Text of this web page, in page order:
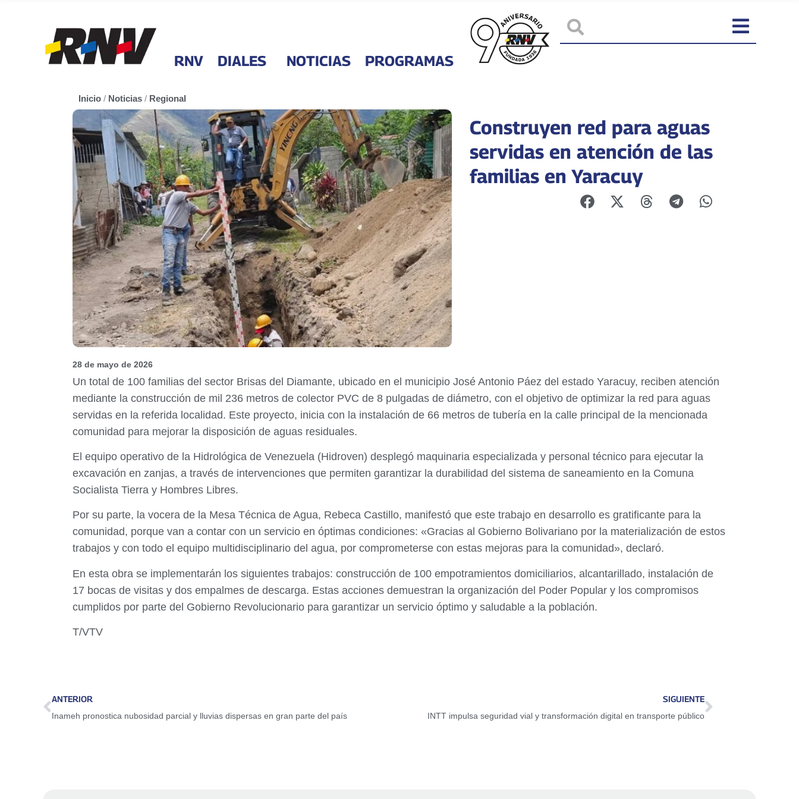
RNV DIALES NOTICIAS PROGRAMAS
Inicio / Noticias / Regional
Construyen red para aguas
servidas en atención de las
familias en Yaracuy
28 de mayo de 2026
Un total de 100 familias del sector Brisas del Diamante, ubicado en el municipio José Antonio Páez del estado Yaracuy, reciben atención
mediante la construcción de mil 236 metros de colector PVC de 8 pulgadas de diámetro, con el objetivo de optimizar la red para aguas
servidas en la referida localidad. Este proyecto, inicia con la instalación de 66 metros de tubería en la calle principal de la mencionada
comunidad para mejorar la disposición de aguas residuales.
El equipo operativo de la Hidrológica de Venezuela (Hidroven) desplegó maquinaria especializada y personal técnico para ejecutar la
excavación en zanjas, a través de intervenciones que permiten garantizar la durabilidad del sistema de saneamiento en la Comuna
Socialista Tierra y Hombres Libres.
Por su parte, la vocera de la Mesa Técnica de Agua, Rebeca Castillo, manifestó que este trabajo en desarrollo es gratificante para la
comunidad, porque van a contar con un servicio en óptimas condiciones: «Gracias al Gobierno Bolivariano por la materialización de estos
trabajos y con todo el equipo multidisciplinario del agua, por comprometerse con estas mejoras para la comunidad», declaró.
En esta obra se implementarán los siguientes trabajos: construcción de 100 empotramientos domiciliarios, alcantarillado, instalación de
17 bocas de visitas y dos empalmes de descarga. Estas acciones demuestran la organización del Poder Popular y los compromisos
cumplidos por parte del Gobierno Revolucionario para garantizar un servicio óptimo y saludable a la población.
T/VTV
ANTERIOR
Inameh pronostica nubosidad parcial y lluvias dispersas en gran parte del país
SIGUIENTE
INTT impulsa seguridad vial y transformación digital en transporte público